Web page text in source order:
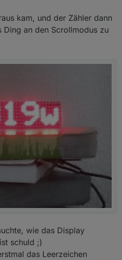
kam, und der Zähler dann
an den Scrollmodus zu
wie das Display
schuld ;)
das Leerzeichen